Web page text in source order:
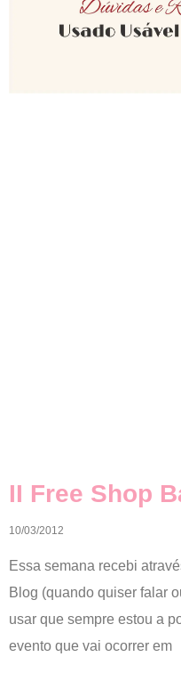
II Free Shop
10/03/2012
Essa semana recebi
Blog (quando quiser falar
usar que sempre estou a
evento que vai ocorrer em